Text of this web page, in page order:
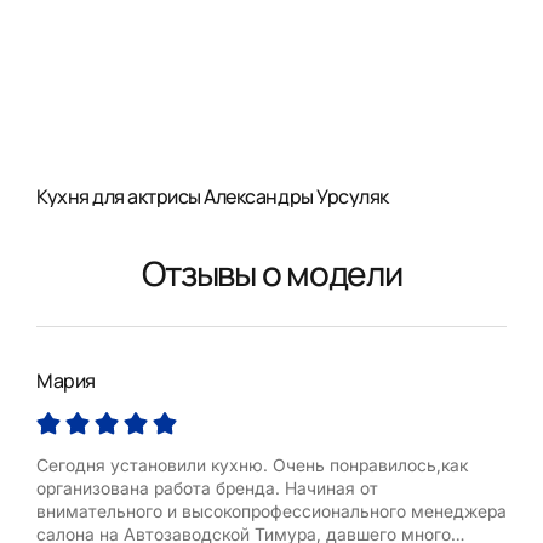
Кухня для актрисы Александры Урсуляк
Отзывы о модели
Мария
Сегодня установили кухню. Очень понравилось,как
организована работа бренда. Начиная от
внимательного и высокопрофессионального менеджера
салона на Автозаводской Тимура, давшего много